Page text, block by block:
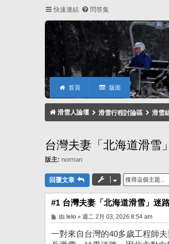
快速連結 問答集
首頁 版面
滑雪人論壇 滑雪行程討論區 滑雪
台灣夫妻「北海道滑
版主: norman
回覆文章
#1 台灣夫妻「北海道滑雪」迷
文
章
由 lelo» 週二 2月 03, 2026 8:54 am
一對來自台灣的40多歲工程師